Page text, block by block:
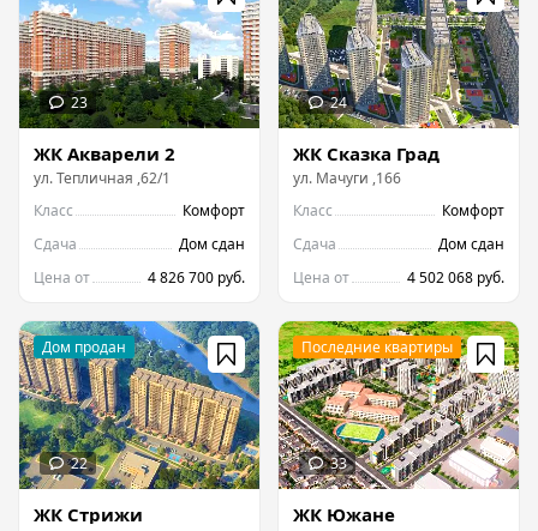
ЖК Акварели 2
ул.Тепличная ,62/1
Класс
Комфорт
Сдача
Дом сдан
Цена от
4 826 700 руб.
ЖК Сказка Град
ул. Мачуги ,166
Класс
Комфорт
Сдача
Дом сдан
Цена от
4 502 068 руб.
ЖК Стрижи ЖК Южане